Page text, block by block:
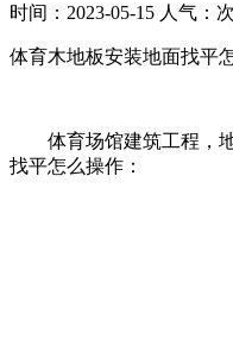
时间：2023-05-15 人气： 次
体育木地板安装地面找平
体育场馆建筑工程，地
找平怎么操作：